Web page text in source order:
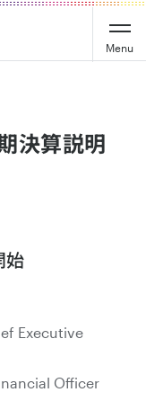
Menu
決算説明
始
Executive
Officer